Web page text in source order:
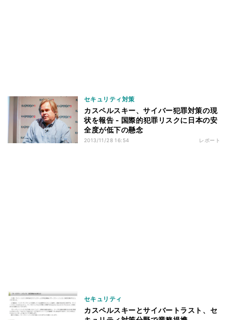
セキュリティ対策
カスペルスキー、サイバー犯罪対策の現
状を報告 - 国際的犯罪リスクに日本の安
全度が低下の懸念
2013/11/28 16:54 レポート
セキュリティ
カスペルスキーとサイバートラスト、セ